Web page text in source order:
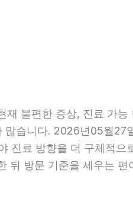
불편한 증상, 진료 가
습니다. 2026년05월27
진료 방향을 더 구체적
뒤 방문 기준을 세우는 편